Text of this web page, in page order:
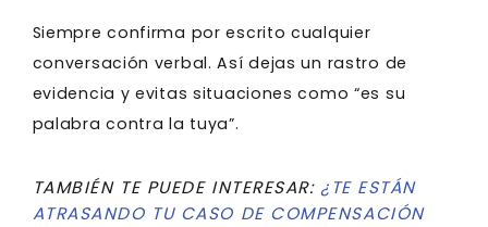
Siempre confirma por escrito cualquier
conversación verbal. Así dejas un rastro de
evidencia y evitas situaciones como “es su
palabra contra la tuya”.
TAMBIÉN TE PUEDE INTERESAR:¿TE ESTÁN
ATRASANDO TU CASO DE COMPENSACIÓN